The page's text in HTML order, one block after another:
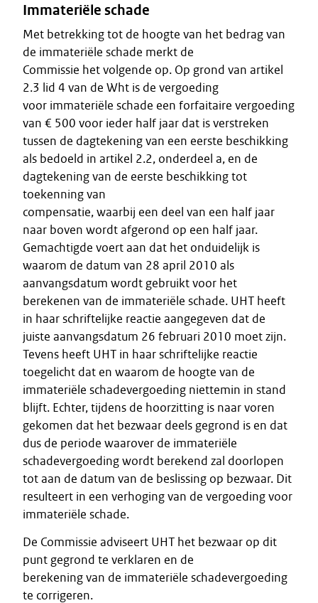
Immateriële schade
Met betrekking tot de hoogte van het bedrag van
de immateriële schade merkt de
Commissie het volgende op. Op grond van artikel
2.3 lid 4 van de Wht is de vergoeding
voor immateriële schade een forfaitaire vergoeding
van € 500 voor ieder half jaar dat is verstreken
tussen de dagtekening van een eerste beschikking
als bedoeld in artikel 2.2, onderdeel a, en de
dagtekening van de eerste beschikking tot
toekenning van
compensatie, waarbij een deel van een half jaar
naar boven wordt afgerond op een half jaar.
Gemachtigde voert aan dat het onduidelijk is
waarom de datum van 28 april 2010 als
aanvangsdatum wordt gebruikt voor het
berekenen van de immateriële schade. UHT heeft
in haar schriftelijke reactie aangegeven dat de
juiste aanvangsdatum 26 februari 2010 moet zijn.
Tevens heeft UHT in haar schriftelijke reactie
toegelicht dat en waarom de hoogte van de
immateriële schadevergoeding niettemin in stand
blijft. Echter, tijdens de hoorzitting is naar voren
gekomen dat het bezwaar deels gegrond is en dat
dus de periode waarover de immateriële
schadevergoeding wordt berekend zal doorlopen
tot aan de datum van de beslissing op bezwaar. Dit
resulteert in een verhoging van de vergoeding voor
immateriële schade.
De Commissie adviseert UHT het bezwaar op dit
punt gegrond te verklaren en de
berekening van de immateriële schadevergoeding
te corrigeren.